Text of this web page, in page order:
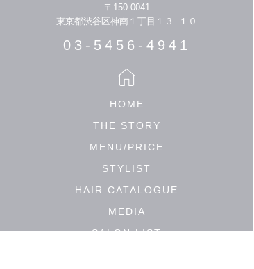
〒150-0041
東京都渋谷区神南１丁目１３−１０
03-5456-4941
HOME
THE STORY
MENU/PRICE
STYLIST
HAIR CATALOGUE
MEDIA
SALON LIST